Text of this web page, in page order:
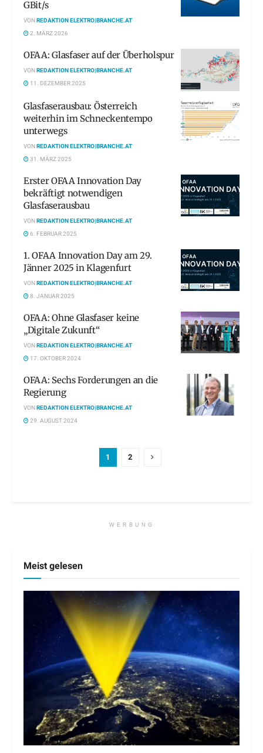
GBit/s
VONREDAKTION ELEKTRO|BRANCHE.AT
2. MÄRZ 2026
OFAA: Glasfaser auf der Überholspur
VONREDAKTION ELEKTRO|BRANCHE.AT
11. DEZEMBER 2025
Glasfaserausbau: Österreich
weiterhin im Schneckentempo
unterwegs
VONREDAKTION ELEKTRO|BRANCHE.AT
31. MÄRZ 2025
Erster OFAA Innovation Day
bekräftigt notwendigen
Glasfaserausbau
VONREDAKTION ELEKTRO|BRANCHE.AT
6. FEBRUAR 2025
1. OFAA Innovation Day am 29.
Jänner 2025 in Klagenfurt
VONREDAKTION ELEKTRO|BRANCHE.AT
8. JANUAR 2025
OFAA: Ohne Glasfaser keine
„Digitale Zukunft“
VONREDAKTION ELEKTRO|BRANCHE.AT
17. OKTOBER 2024
OFAA: Sechs Forderungen an die
Regierung
VONREDAKTION ELEKTRO|BRANCHE.AT
29. AUGUST 2024
1 2
WERBUNG
Meist gelesen